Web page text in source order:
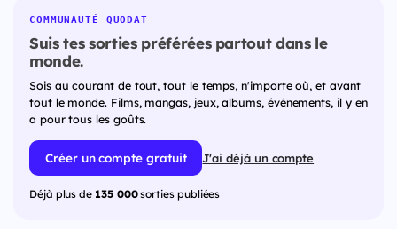
COMMUNAUTÉ QUODAT
Suis tes sorties préférées partout dans le
monde.
Sois au courant de tout, tout le temps, n'importe où, et avant
tout le monde. Films, mangas, jeux, albums, événements, il y en
a pour tous les goûts.
Créer un compte gratuit J'ai déjà un compte
Déjà plus de 135 000sorties publiées